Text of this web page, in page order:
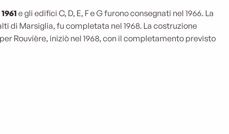
e gli edifici C, D, E, F e G furono consegnati nel 1966. La
di Marsiglia, fu completata nel 1968. La costruzione
Rouvière, iniziò nel 1968, con il completamento previsto